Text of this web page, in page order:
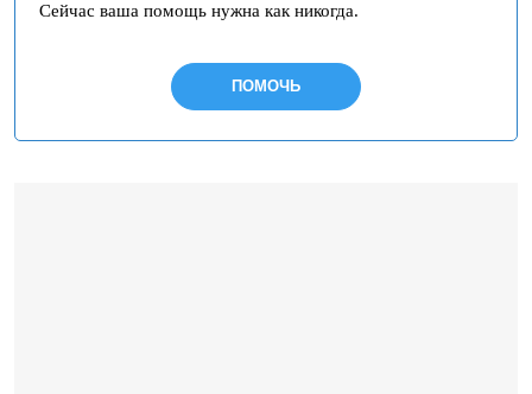
Сейчас ваша помощь нужна как никогда.
ПОМОЧЬ